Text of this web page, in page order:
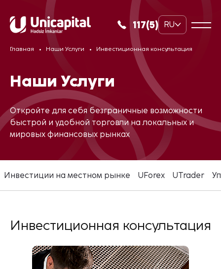
117(5) RU
Главная Наши Услуги Инвестиционная консультация
Наши Услуги
Откройте для себя безграничные возможности
быстрой и удобной торговли на локальных и
мировых финансовых рынках
Инвестиции на местном рынке UForex UTrader
Инвестиционная консультация